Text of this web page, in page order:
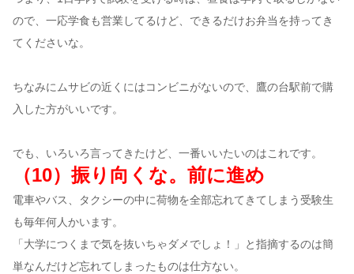
ので、一応学食も営業してるけど、できるだけお弁当を持ってき
てくださいな。
ちなみにムサビの近くにはコンビニがないので、鷹の台駅前で購
入した方がいいです。
でも、いろいろ言ってきたけど、一番いいたいのはこれです。
（10）振り向くな。前に進め
電車やバス、タクシーの中に荷物を全部忘れてきてしまう受験生
も毎年何人かいます。
「大学につくまで気を抜いちゃダメでしょ！」と指摘するのは簡
単なんだけど忘れてしまったものは仕方ない。